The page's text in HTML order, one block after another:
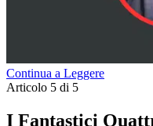
Continua a Leggere
Articolo 5 di 5
I Fantastici